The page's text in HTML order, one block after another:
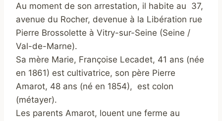
Au moment de son arrestation, il habite au 37,
avenue du Rocher, devenue à la Libération rue
Pierre Brossolette à Vitry-sur-Seine (Seine /
Val-de-Marne).
Sa mère Marie, Françoise Lecadet, 41 ans (née
en 1861) est cultivatrice, son père Pierre
Amarot, 48 ans (né en 1854), est colon
(métayer).
Les parents Amarot, louent une ferme au